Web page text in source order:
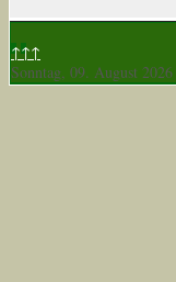
↑↑↑
Sonntag, 09. August 2026